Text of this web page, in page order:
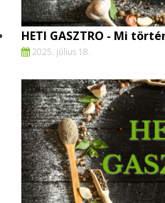
HETI GASZTRO - Mi
2025. július 18.